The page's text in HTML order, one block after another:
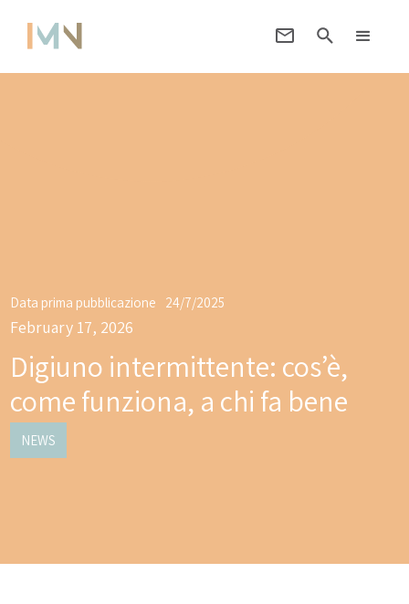
Data prima pubblicazione 24/7/2025
February 17, 2026
Digiuno intermittente: cos’è,
come funziona, a chi fa bene
NEWS